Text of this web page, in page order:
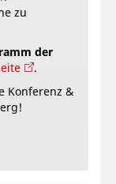
zu
der
.
Konferenz &